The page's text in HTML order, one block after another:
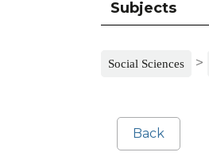
Subjects
Social Sciences >
Back